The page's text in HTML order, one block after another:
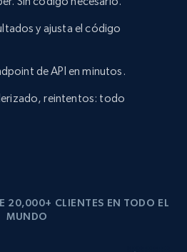
y ajusta el código
de API en minutos.
reintentos: todo
20,000+ CLIENTES EN TODO EL
MUNDO